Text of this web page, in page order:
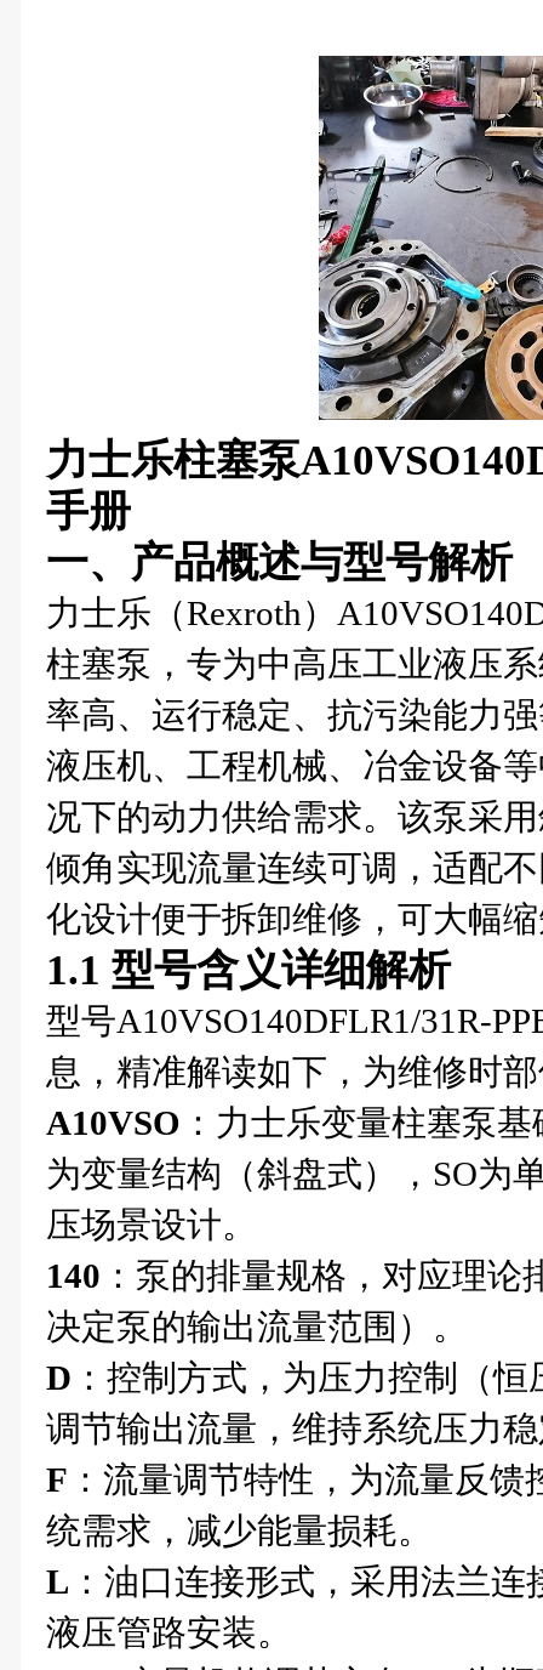
力士乐柱塞泵
手册
一、产品概述与型号解析
力士乐（Rexroth）
柱塞泵，专为中高压工业液压
率高、运行稳定、抗污染能力
液压机、工程机械、冶金设备
况下的动力供给需求。该泵采
倾角实现流量连续可调，适配
化设计便于拆卸维修，可大幅
1.1 型号含义详细解析
型号A10VSO140DFLR1/31R-
息，精准解读如下，为维修时
A10VSO ：力士乐变量柱塞泵
为变量结构（斜盘式），SO为
压场景设计。
140 ：泵的排量规格，对应理论
决定泵的输出流量范围）。
D ：控制方式，为压力控制（
调节输出流量，维持系统压力
F ：流量调节特性，为流量反
统需求，减少能量损耗。
L ：油口连接形式，采用法兰
液压管路安装。